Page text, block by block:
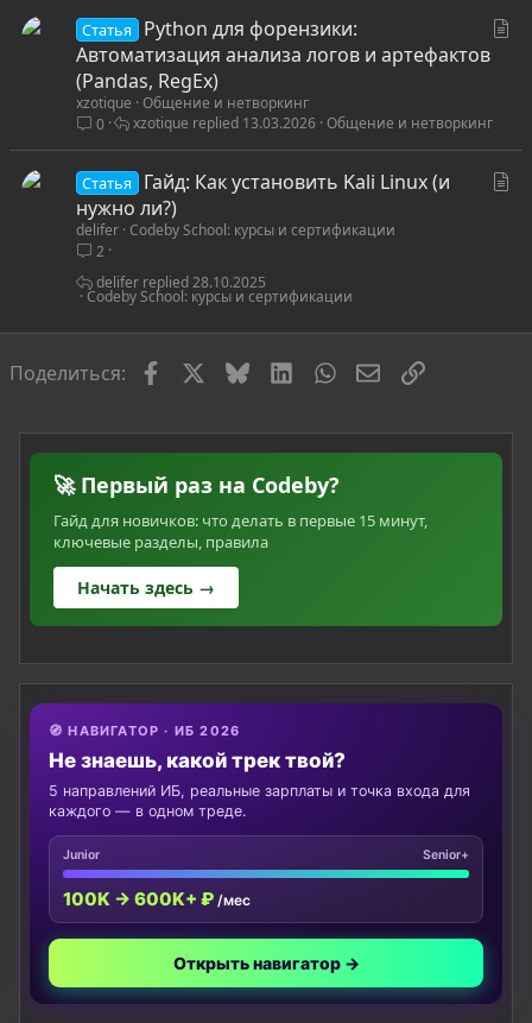
я
Статья
Python для форензики:
Автоматизация анализа логов и артефактов
(Pandas, RegEx)
xzotique
Общение и нетворкинг
0
Общение и нетворкинг
13.03.2026
xzotique
Статья
Гайд: Как установить Kali Linux (и
нужно ли?)
delifer Codeby School: курсы и сертификации
2
Codeby School: курсы и сертификации
28.10.2025
delifer
Поделиться: FacebookBlueskyLinkedInWhatsAppЭлектронная
Ссылка
🚀 Первый раз на Codeby?
Гайд для новичков: что делать в первые 15 минут,
ключевые разделы, правила
Начать здесь →
🧭 НАВИГАТОР · ИБ 2026
Не знаешь, какой трек твой?
5 направлений ИБ, реальные зарплаты и точка входа для
каждого — в одном треде.
Junior Senior+
100K → 600K+ ₽ /мес
Открыть навигатор →